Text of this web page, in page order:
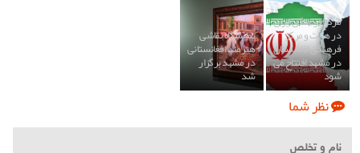
مرکز فرهنگی ایران
در هرات و مرکز
فرهنگی افغانستان
در مشهد افتتاح می
شود
نمایشگاه نقاشی‌
هنرمند افغانستانی
در مشهد برگزار
شد
نظر شما